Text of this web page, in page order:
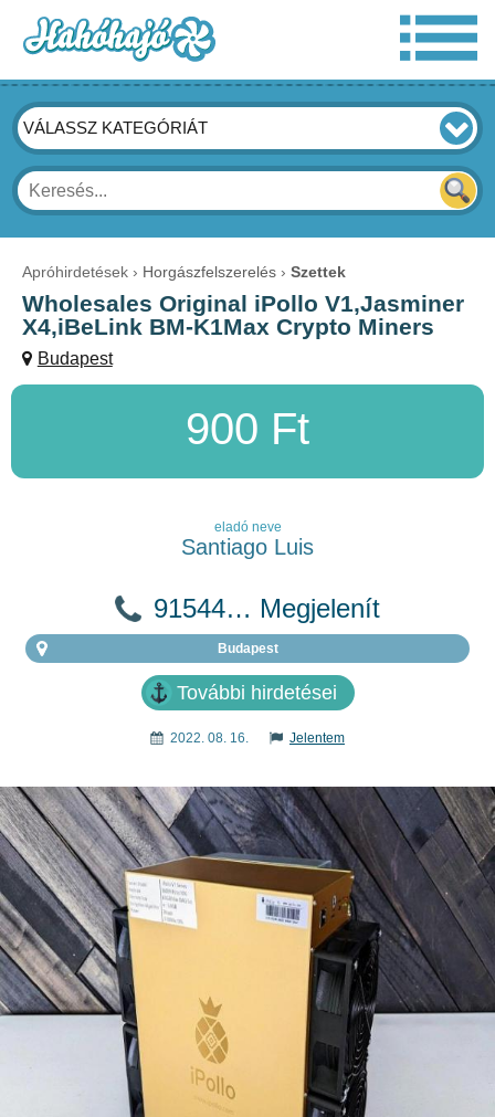
VÁLASSZ KATEGÓRIÁT
Apróhirdetések Horgászfelszerelés Szettek
Wholesales Original iPollo V1,Jasminer
X4,iBeLink BM-K1Max Crypto Miners
Budapest
900 Ft
eladó neve
Santiago Luis
91544… Megjelenít
Budapest
További hirdetései
2022. 08. 16. Jelentem